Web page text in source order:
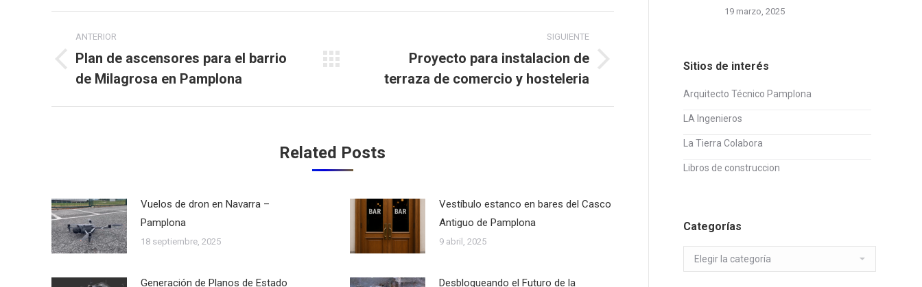
entre
publicaciones
ANTERIOR
Publicación
anterior:
Plan de ascensores para el barrio
de Milagrosa en Pamplona
SIGUIENTE
Publicación
siguiente:
Proyecto para instalacion de
terraza de comercio y hosteleria
Related Posts
Vuelos de dron en Navarra –
Pamplona
18 septiembre, 2025
Vestíbulo estanco en bares del Casco
Antiguo de Pamplona
9 abril, 2025
Generación de Planos de Estado
Desbloqueando el Futuro de la
19 marzo, 2025
Sitios de interés
Arquitecto Técnico Pamplona
LA Ingenieros
La Tierra Colabora
Libros de construccion
Categorías
Categorías